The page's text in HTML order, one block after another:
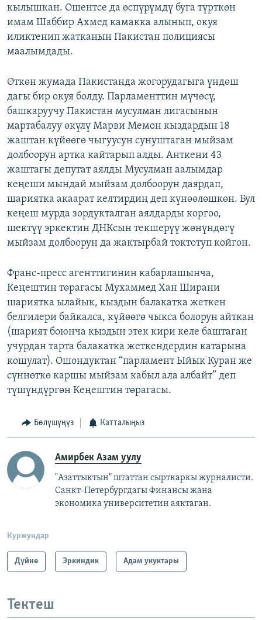
кылышкан. Ошентсе да өспүрүмдү буга түрткөн
имам Шаббир Ахмед камакка алынып, окуя
иликтенип жатканын Пакистан полициясы
маалымдады.
Өткөн жумада Пакистанда жогорудагыга үндөш
дагы бир окуя болду. Парламенттин мүчөсү,
башкаруучу Пакистан мусулман лигасынын
мартабалуу өкүлү Марви Мемон кыздардын 18
жаштан күйөөгө чыгуусун сунуштаган мыйзам
долбоорун артка кайтарып алды. Анткени 43
жаштагы депутат аялды Мусулман аалымдар
кеңеши мындай мыйзам долбоорун даярдап,
шариятка акаарат келтирдиң деп күнөөлөшкөн. Бул
кеңеш мурда зордукталган аялдарды коргоо,
шектүү эркектин ДНКсын текшерүү жөнүндөгү
мыйзам долбоорун да жактырбай токтотуп койгон.
Франс-пресс агенттигинин кабарлашынча,
Кеңештин төрагасы Мухаммед Хан Ширани
шариятка ылайык, кыздын балакатка жеткен
белгилери байкалса, күйөөгө чыкса болорун айткан
(шарият боюнча кыздын этек кири келе баштаган
учурдан тарта балакатка жеткендердин катарына
кошулат). Ошондуктан “парламент Ыйык Куран же
сүннөткө каршы мыйзам кабыл ала албайт” деп
түшүндүргөн Кеңештин төрагасы.
Бөлүшүңүз Катталыңыз
Амирбек Азам уулу
"Азаттыктын" штаттан сырткаркы журналисти.
Санкт-Петербургдагы Финансы жана
экономика университетин аяктаган.
Куржундар
Дүйнө Эркиндик Адам укуктары
Тектеш